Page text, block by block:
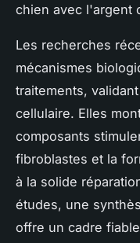
chien avec l'argent
Les recherches
mécanismes
traitements,
cellulaire. Elles
composants
fibroblastes et la
à la solide
études, une
offre un cadre